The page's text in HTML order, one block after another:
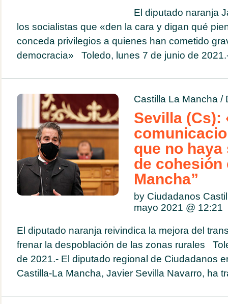
El diputado naranja
los socialistas que «den la cara y digan qué
conceda privilegios a quienes han cometido
democracia» Toledo, lunes 7 de junio de
Castilla La Mancha /
Sevilla (Cs):
que no
de cohesión
Mancha”
by Ciudadanos
mayo 2021 @ 12:21
El diputado naranja reivindica la mejora del
frenar la despoblación de las zonas rurales
de 2021.- El diputado regional de Ciudadanos
Castilla-La Mancha, Javier Sevilla Navarro, ha